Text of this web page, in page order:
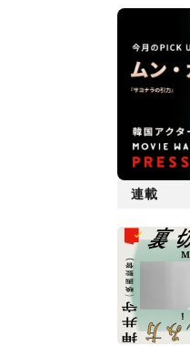
連載